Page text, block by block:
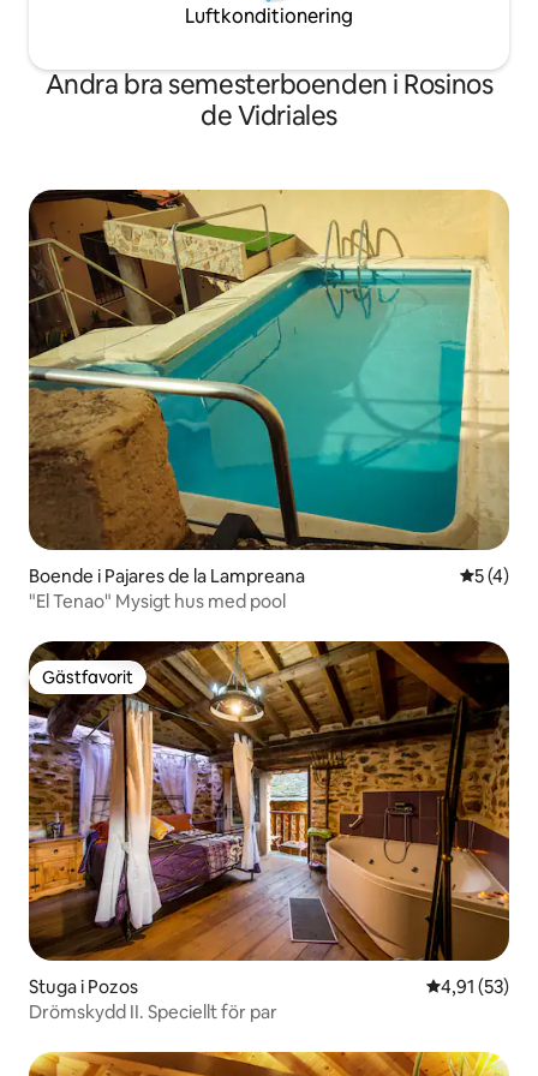
Luftkonditionering
Andra bra semesterboenden i Rosinos
de Vidriales
Boende i Pajares de la Lampreana 5 av 5 i
5 (4)
"El Tenao" Mysigt hus med pool
Gästfavorit
Gästfavorit
Stuga i Pozos 4,91 av 5 i
4,91 (53)
Drömskydd II. Speciellt för par